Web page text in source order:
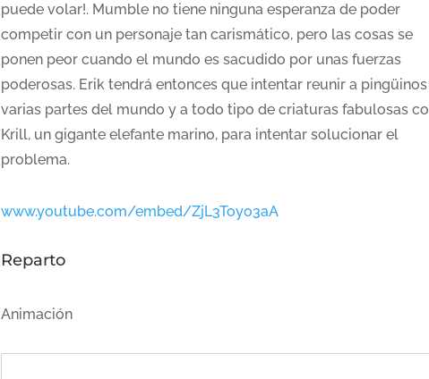
puede volar!. Mumble no tiene ninguna esperanza de poder
competir con un personaje tan carismático, pero las cosas se
ponen peor cuando el mundo es sacudido por unas fuerzas
poderosas. Erik tendrá entonces que intentar reunir a
varias partes del mundo y a todo tipo de criaturas fabulosas
Krill, un gigante elefante marino, para intentar solucionar el
problema.
www.youtube.com/embed/ZjL3Toyo3aA
Reparto
Animación